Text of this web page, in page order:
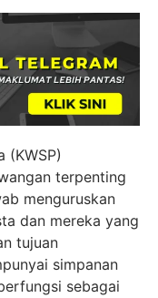
(KWSP)
terpenting
menguruskan
dan mereka yang
tujuan
simpanan
sebagai